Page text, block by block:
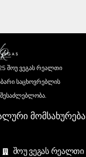
შოუ ვეგას რეალთი
საცხოვრებლის
შესაძლებლობა.
მომსახურება
შოუ ვეგას რეალთი